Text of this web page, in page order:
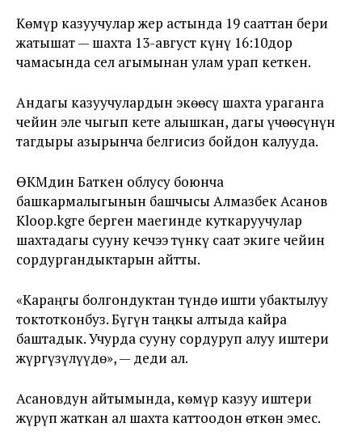
Көмүр казуучулар жер астында 19 сааттан бери
жатышат — шахта 13-август күнү 16:10дор
чамасында сел агымынан улам урап кеткен.
Андагы казуучулардын экөөсү шахта ураганга
чейин эле чыгып кете алышкан, дагы үчөөсүнүн
тагдыры азырынча белгисиз бойдон калууда.
ӨКМдин Баткен облусу боюнча
башкармалыгынын башчысы Алмазбек Асанов
Kloop.kgге берген маегинде куткаруучулар
шахтадагы сууну кечээ түнкү саат экиге чейин
сордургандыктарын айтты.
«Караңгы болгондуктан түндө ишти убактылуу
токтотконбуз. Бүгүн таңкы алтыда кайра
баштадык. Учурда сууну сордуруп алуу иштери
жүргүзүлүүдө», — деди ал.
Асановдун айтымында, көмүр казуу иштери
жүрүп жаткан ал шахта каттоодон өткөн эмес.